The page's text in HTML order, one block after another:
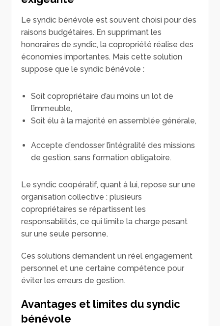
Le syndic bénévole est souvent choisi pour des
raisons budgétaires. En supprimant les
honoraires de syndic, la copropriété réalise des
économies importantes. Mais cette solution
suppose que le syndic bénévole :
Soit copropriétaire d’au moins un lot de
l’immeuble,
Soit élu à la majorité en assemblée générale,
Accepte d’endosser l’intégralité des missions
de gestion, sans formation obligatoire.
Le syndic coopératif, quant à lui, repose sur une
organisation collective : plusieurs
copropriétaires se répartissent les
responsabilités, ce qui limite la charge pesant
sur une seule personne.
Ces solutions demandent un réel engagement
personnel et une certaine compétence pour
éviter les erreurs de gestion.
Avantages et limites du syndic
bénévole